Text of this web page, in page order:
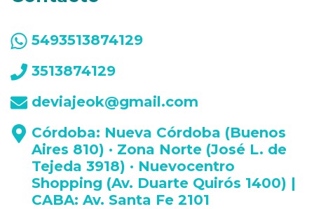
5493513874129
3513874129
deviajeok@gmail.com
Córdoba: Nueva Córdoba (Buenos
Aires 810) · Zona Norte (José L. de
Tejeda 3918) · Nuevocentro
Shopping (Av. Duarte Quirós 1400) |
CABA: Av. Santa Fe 2101